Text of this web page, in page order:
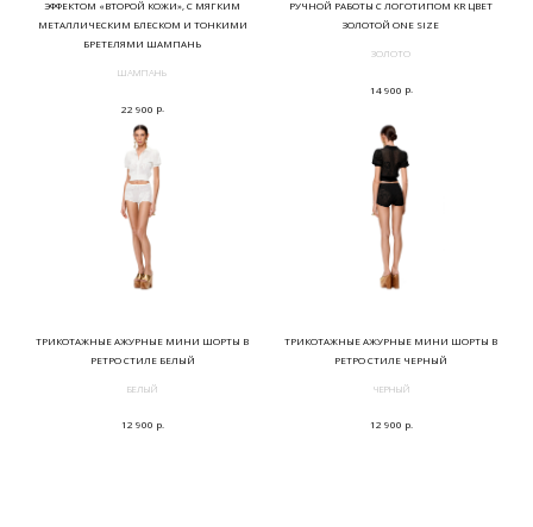
ЭФФЕКТОМ «ВТОРОЙ КОЖИ», С МЯГКИМ
МЕТАЛЛИЧЕСКИМ БЛЕСКОМ И ТОНКИМИ
БРЕТЕЛЯМИ ШАМПАНЬ
ШАМПАНЬ
22 900 р.
РУЧНОЙ РАБОТЫ С ЛОГОТИПОМ KR ЦВЕТ
ЗОЛОТОЙ ONE SIZE
ЗОЛОТО
14 900 р.
ТРИКОТАЖНЫЕ АЖУРНЫЕ МИНИ ШОРТЫ В
РЕТРО СТИЛЕ БЕЛЫЙ
БЕЛЫЙ
12 900 р.
ТРИКОТАЖНЫЕ АЖУРНЫЕ МИНИ ШОРТЫ В
РЕТРО СТИЛЕ ЧЕРНЫЙ
ЧЕРНЫЙ
12 900 р.